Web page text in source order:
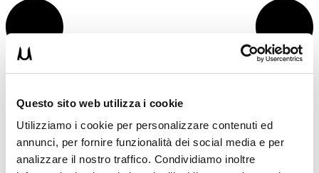
Questo sito web utilizza i cookie
Utilizziamo i cookie per personalizzare contenuti ed
annunci, per fornire funzionalità dei social media e per
analizzare il nostro traffico. Condividiamo inoltre